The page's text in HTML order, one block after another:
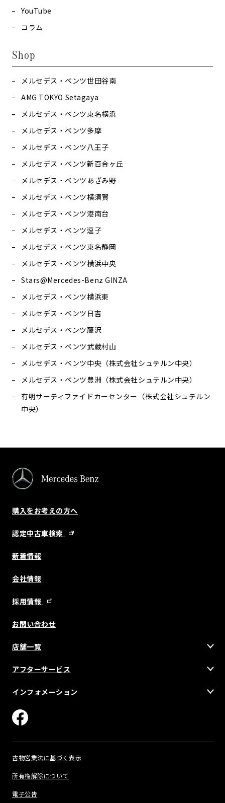
YouTube
コラム
Shop
メルセデス・ベンツ世田谷南
AMG TOKYO Setagaya
メルセデス・ベンツ東名横浜
メルセデス・ベンツ多摩
メルセデス・ベンツ八王子
メルセデス・ベンツ新百合ヶ丘
メルセデス・ベンツあざみ野
メルセデス・ベンツ横須賀
メルセデス・ベンツ港南台
メルセデス・ベンツ逗子
メルセデス・ベンツ東名静岡
メルセデス・ベンツ横浜中央
Stars@Mercedes-Benz GINZA
メルセデス・ベンツ横浜東
メルセデス・ベンツ日吉
メルセデス・ベンツ藤沢
メルセデス・ベンツ武蔵村山
メルセデス・ベンツ中央（株式会社シュテルン中央）
メルセデス・ベンツ豊洲（株式会社シュテルン中央）
有明サーティファイドカーセンター（株式会社シュテルン
中央）
購入をお考えの方へ
認定中古車検索
新着情報
会社情報
採用情報
お問い合わせ
店舗一覧
アフターサービス
インフォメーション
古物営業法に基づく表示
所有権解除について
電子公告